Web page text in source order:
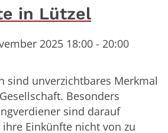
in Lützel
2025 18:00 - 20:00
sind unverzichtbares Merkmal
Besonders
sind darauf
Einkünfte nicht von zu